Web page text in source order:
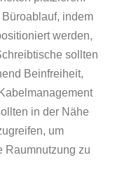
indem
werden,
sollten
Beinfreiheit,
in der Nähe
um
Raumnutzung zu